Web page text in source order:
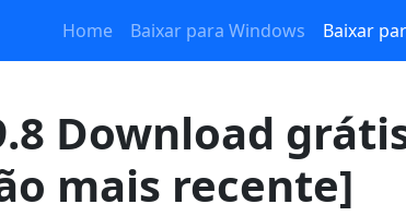
Home Baixar para Windows Baixar
Download
mais recente]